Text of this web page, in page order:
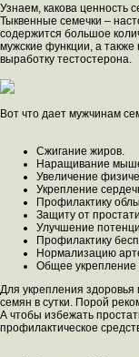
Узнаем, какова ценность
Тыквенные семечки –
содержится большое
мужские функции, а
выработку тестостерона.
Вот что дает мужчинам
Сжигание жиров.
Наращивание
Увеличение
Укрепление
Профилактику
Защиту от
Улучшение
Профилактику
Нормализацию
Общее укрепление
Для укрепления
семян в сутки. Порой
А чтобы избежать
профилактическое